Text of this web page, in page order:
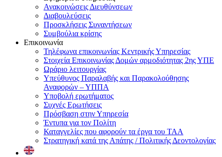
Ανακοινώσεις Διευθύνσεων
Διαβουλεύσεις
Προσκλήσεις Συναντήσεων
Συμβούλια κρίσης
Επικοινωνία
Τηλέφωνα επικοινωνίας Κεντρικής Υπηρεσίας
Στοιχεία Επικοινωνίας Δομών αρμοδιότητας 2ης ΥΠΕ
Ωράριο λειτουργίας
Υπεύθυνος Παραλαβής και Παρακολούθησης
Αναφορών – ΥΠΠΑ
Υποβολή ερωτήματος
Συχνές Ερωτήσεις
Πρόσβαση στην Υπηρεσία
Έντυπα για τον Πολίτη
Καταγγελίες που αφορούν τα έργα του ΤΑΑ
Στρατηγική κατά της Απάτης / Πολιτικής Δεοντολογίας